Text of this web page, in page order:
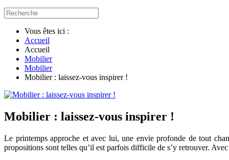
Vous êtes ici :
Accueil
Accueil
Mobilier
Mobilier
Mobilier : laissez-vous inspirer !
Mobilier : laissez-vous inspirer !
Le printemps approche et avec lui, une envie profonde de tout
propositions sont telles qu’il est parfois difficile de s’y retrouver.